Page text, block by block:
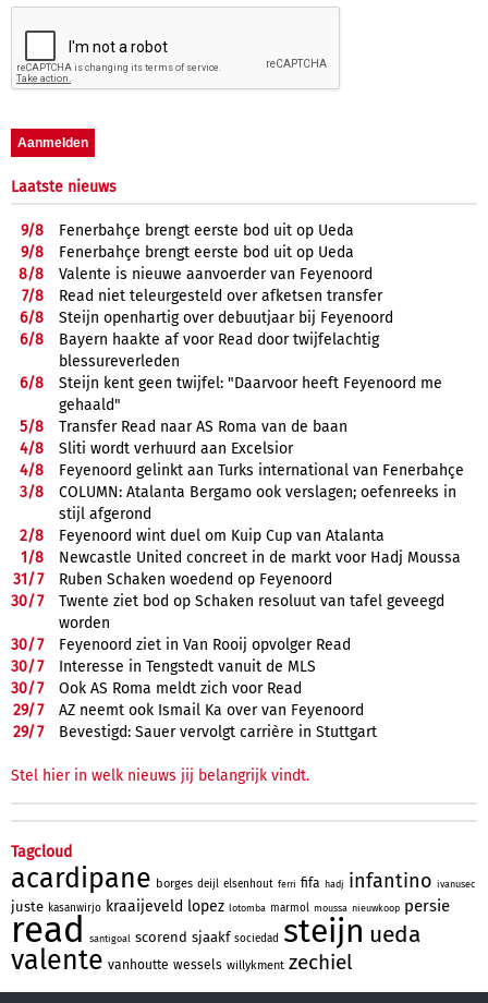
Laatste nieuws
9/8
Fenerbahçe brengt eerste bod uit op Ueda
9/8
Fenerbahçe brengt eerste bod uit op Ueda
8/8
Valente is nieuwe aanvoerder van Feyenoord
7/8
Read niet teleurgesteld over afketsen transfer
6/8
Steijn openhartig over debuutjaar bij Feyenoord
6/8
Bayern haakte af voor Read door twijfelachtig
blessureverleden
6/8
Steijn kent geen twijfel: "Daarvoor heeft Feyenoord me
gehaald"
5/8
Transfer Read naar AS Roma van de baan
4/8
Sliti wordt verhuurd aan Excelsior
4/8
Feyenoord gelinkt aan Turks international van Fenerbahçe
3/8
COLUMN: Atalanta Bergamo ook verslagen; oefenreeks in
stijl afgerond
2/8
Feyenoord wint duel om Kuip Cup van Atalanta
1/8
Newcastle United concreet in de markt voor Hadj Moussa
31/7
Ruben Schaken woedend op Feyenoord
30/7
Twente ziet bod op Schaken resoluut van tafel geveegd
worden
30/7
Feyenoord ziet in Van Rooij opvolger Read
30/7
Interesse in Tengstedt vanuit de MLS
30/7
Ook AS Roma meldt zich voor Read
29/7
AZ neemt ook Ismail Ka over van Feyenoord
29/7 Bevestigd: Sauer vervolgt carrière in Stuttgart
Stel hier in welk nieuws jij belangrijk vindt.
Tagcloud
acardipane borges deijl elsenhout ferri fifa hadj infantino ivanusec
juste kasanwirjo kraaijeveld lopez lotomba marmol moussa nieuwkoop persie
read santigoal scorend sjaakf sociedad steijn ueda
valente vanhoutte wessels willykment zechiel